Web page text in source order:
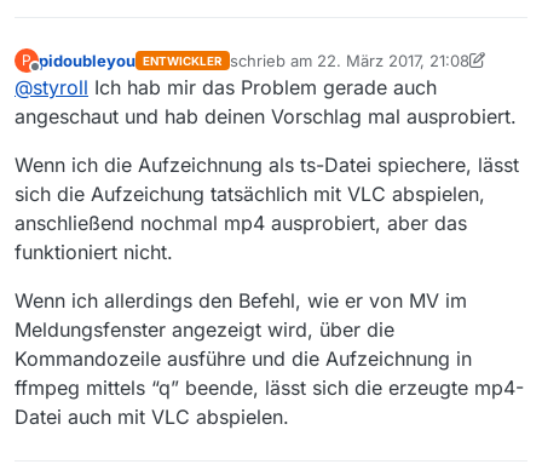
P
Offline
pidoubleyou ENTWICKLER schrieb am 22. März 2017, 21:08
zuletzt editiert von pidoubleyou
@styroll Ich hab mir das Problem gerade auch
angeschaut und hab deinen Vorschlag mal ausprobiert.
Wenn ich die Aufzeichnung als ts-Datei spiechere, lässt
sich die Aufzeichung tatsächlich mit VLC abspielen,
anschließend nochmal mp4 ausprobiert, aber das
funktioniert nicht.
Wenn ich allerdings den Befehl, wie er von MV im
Meldungsfenster angezeigt wird, über die
Kommandozeile ausführe und die Aufzeichnung in
ffmpeg mittels “q” beende, lässt sich die erzeugte mp4-
Datei auch mit VLC abspielen.